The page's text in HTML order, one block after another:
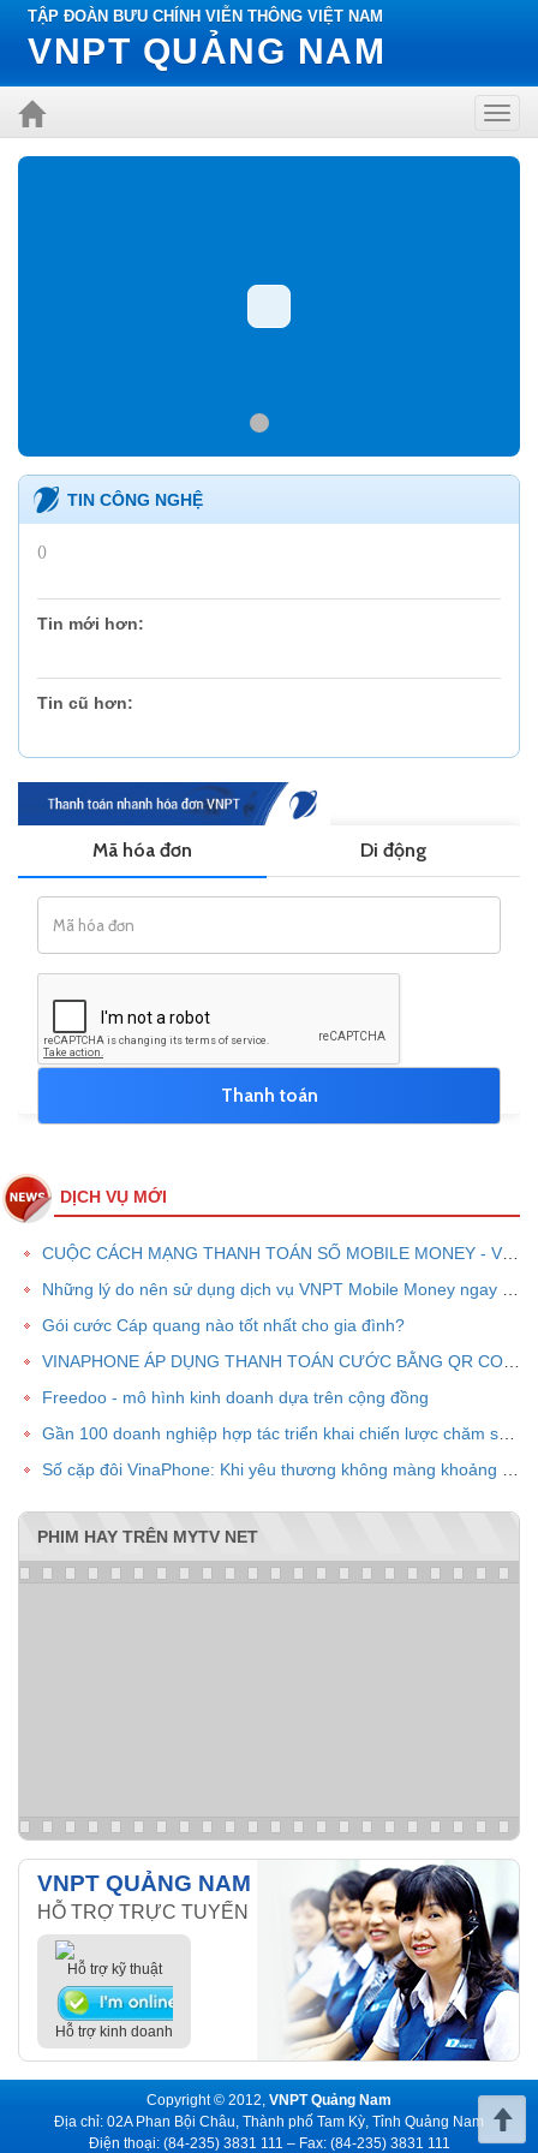
TẬP ĐOÀN BƯU CHÍNH VIỄN THÔNG VIỆT NAM
VNPT QUẢNG NAM
TIN CÔNG NGHỆ
()
Tin mới hơn:
Tin cũ hơn:
DỊCH VỤ MỚI
Gói cước Cáp quang nào tốt nhất cho gia đình?
Freedoo - mô hình kinh doanh dựa trên cộng đồng
PHIM HAY TRÊN MYTV NET
VNPT QUẢNG NAM
HỖ TRỢ TRỰC TUYẾN
Hỗ trợ kỹ thuật
Hỗ trợ kinh doanh
Copyright © 2012, VNPT Quảng Nam
Địa chỉ: 02A Phan Bội Châu, Thành phố Tam Kỳ, Tỉnh Quảng Nam
Điện thoại: (84-235) 3831 111 – Fax: (84-235) 3831 111